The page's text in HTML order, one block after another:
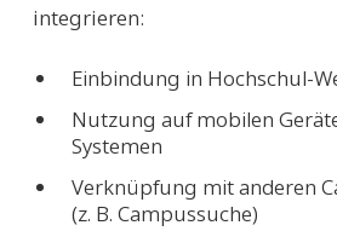
integrieren:
Einbindung in Hochschul-
Nutzung auf mobilen
Systemen
Verknüpfung mit anderen
(z. B. Campussuche)